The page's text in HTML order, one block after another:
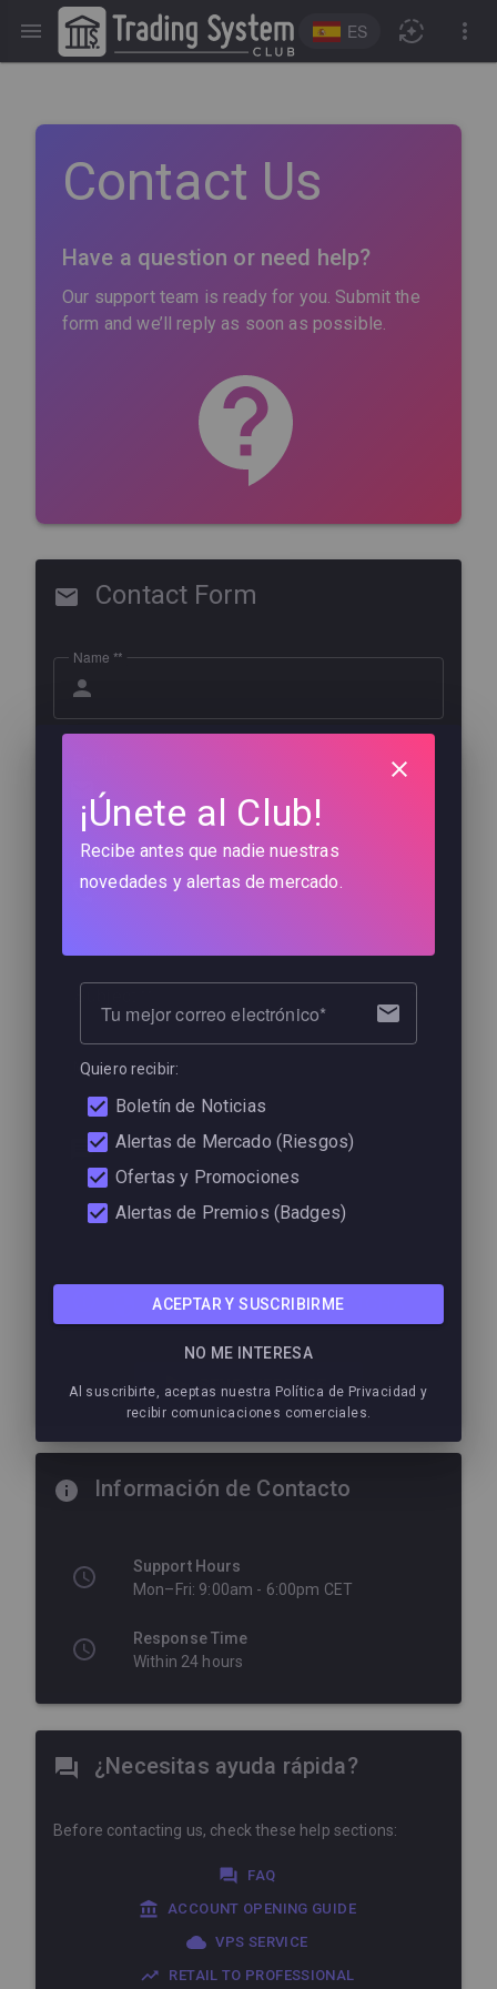
¡Únete al Club!
Recibe antes que nadie nuestras
novedades y alertas de mercado.
Tu mejor correo electrónico
Quiero recibir:
Boletín de Noticias
Alertas de Mercado (Riesgos)
Ofertas y Promociones
Alertas de Premios (Badges)
ACEPTAR Y SUSCRIBIRME
NO ME INTERESA
Al suscribirte, aceptas nuestra Política de Privacidad y
recibir comunicaciones comerciales.
ES
Contact Us
Have a question or need help?
Our support team is ready for you. Submit the
form and we’ll reply as soon as possible.
Contact Form
Name *
Phone *
Mensaje *
Form protected by reCAPTCHA
SEND MESSAGE
Información de Contacto
Support Hours
Mon–Fri: 9:00am - 6:00pm CET
Response Time
Within 24 hours
¿Necesitas ayuda rápida?
Before contacting us, check these help sections:
FAQ
ACCOUNT OPENING GUIDE
VPS SERVICE
RETAIL TO PROFESSIONAL